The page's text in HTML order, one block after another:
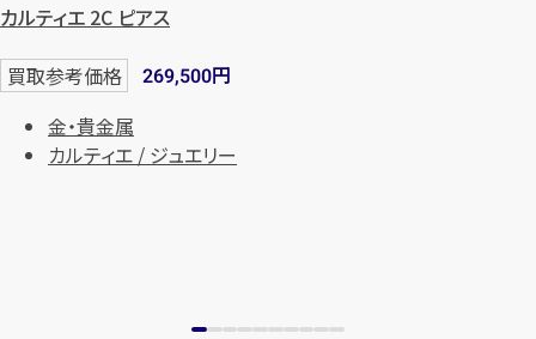
カルティエ 2C ピアス
買取参考価格 269,500円
金・貴金属
カルティエ / ジュエリー